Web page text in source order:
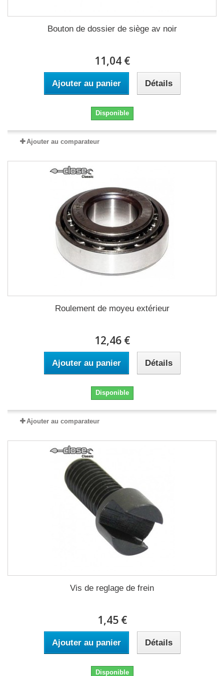
Bouton de dossier de siège av noir
11,04 €
Ajouter au panier Détails
Disponible
Ajouter au comparateur
Roulement de moyeu extérieur
12,46 €
Ajouter au panier Détails
Disponible
Ajouter au comparateur
Vis de reglage de frein
1,45 €
Ajouter au panier Détails
Disponible